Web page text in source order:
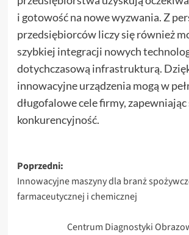
i gotowość na nowe wyzwania. Z
przedsiębiorców liczy się również
szybkiej integracji nowych
dotychczasową infrastrukturą.
innowacyjne urządzenia mogą w
długofalowe cele firmy,
konkurencyjność.
Zobacz
wpisy
Poprzedni:
Innowacyjne maszyny dla branż
farmaceutycznej i chemicznej
Centrum Diagnostyki